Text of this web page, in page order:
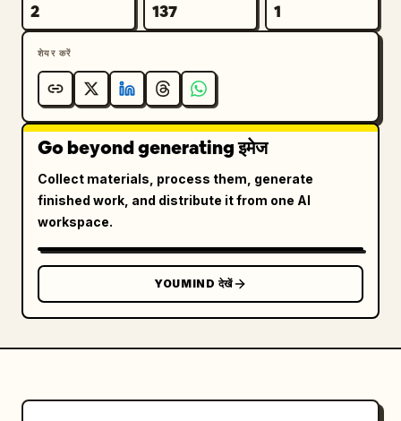
2 137 1
शेयर करें
Go beyond generating इमेज
Collect materials, process them, generate
finished work, and distribute it from one AI
workspace.
YOUMIND देखें